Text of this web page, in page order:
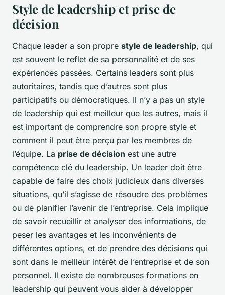
Style de leadership et prise de
décision
Chaque leader a son propre style de leadership, qui
est souvent le reflet de sa personnalité et de ses
expériences passées. Certains leaders sont plus
autoritaires, tandis que d’autres sont plus
participatifs ou démocratiques. Il n’y a pas un style
de leadership qui est meilleur que les autres, mais il
est important de comprendre son propre style et
comment il peut être perçu par les membres de
l’équipe. La prise de décision est une autre
compétence clé du leadership. Un leader doit être
capable de faire des choix judicieux dans diverses
situations, qu’il s’agisse de résoudre des problèmes
ou de planifier l’avenir de l’entreprise. Cela implique
de savoir recueillir et analyser des informations, de
peser les avantages et les inconvénients de
différentes options, et de prendre des décisions qui
sont dans le meilleur intérêt de l’entreprise et de son
personnel. Il existe de nombreuses formations en
leadership qui peuvent vous aider à développer